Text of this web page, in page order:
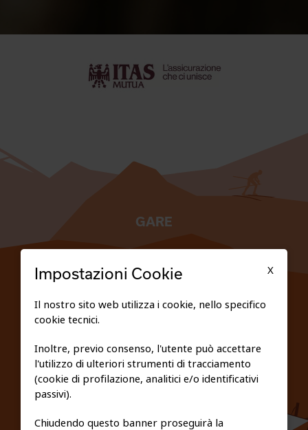
GARE
PRIVACY E COOKIE POLICY
X
Impostazioni Cookie
Il nostro sito web utilizza i cookie, nello specifico
cookie tecnici.
Inoltre, previo consenso, l'utente può accettare
l'utilizzo di ulteriori strumenti di tracciamento
(cookie di profilazione, analitici e/o identificativi
passivi).
Chiudendo questo banner proseguirà la